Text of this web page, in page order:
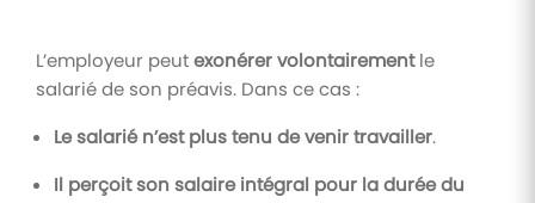
L’employeur peutexonérer volontairementle
salarié de son préavis. Dans ce cas :
Le salarié n’est plus tenu de venir travailler.
Il perçoit son salaire intégral pour la durée du